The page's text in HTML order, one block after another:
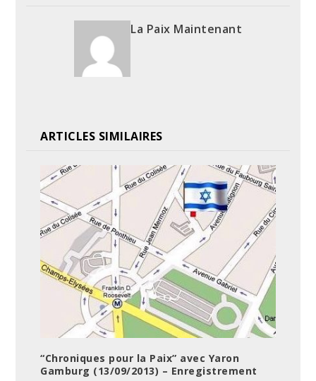
La Paix Maintenant
ARTICLES SIMILAIRES
“Chroniques pour la Paix” avec Yaron
Gamburg (13/09/2013) – Enregistrement